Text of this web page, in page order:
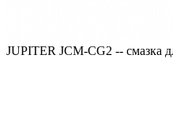
JUPITER JCM-CG2 -- смазка